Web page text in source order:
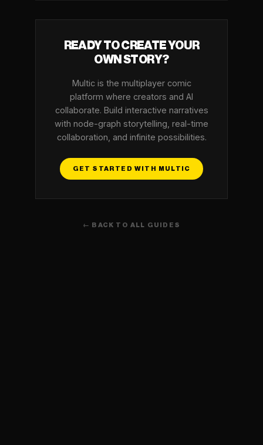
READY TO CREATE YOUR
OWN STORY?
Multic is the multiplayer comic
platform where creators and AI
collaborate. Build interactive narratives
with node-graph storytelling, real-time
collaboration, and infinite possibilities.
GET STARTED WITH MULTIC
← BACK TO ALL GUIDES